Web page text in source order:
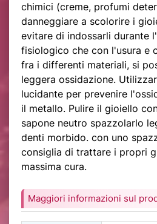
chimici (creme, profumi
danneggiare a scolorire i
evitare di indossarli durante
fisiologico che con l'usura e
fra i differenti materiali, si
leggera ossidazione.
lucidante per prevenire
il metallo. Pulire il gioiello
sapone neutro spazzolarlo
denti morbido. con uno
consiglia di trattare i propri
massima cura.
Maggiori informazioni sul